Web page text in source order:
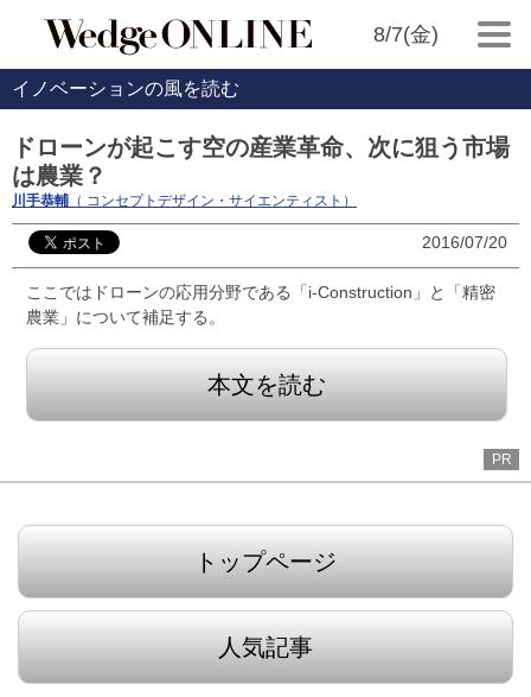
8/7(金)
イノベーションの風を読む
ドローンが起こす空の産業革命、次に狙う市場
は農業？
川手恭輔 （ コンセプトデザイン・サイエンティスト）
2016/07/20
ここではドローンの応用分野である「i-Construction」と「精密
農業」について補足する。
本文を読む
PR
トップページ
人気記事